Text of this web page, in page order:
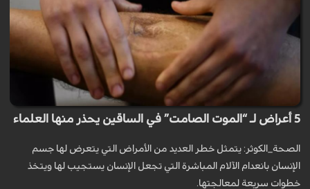
5 أعراض لـ “الموت الصامت” في الساقين يحذر منها العلماء
الصحة_الكوثر: يتمثل خطر العديد من الأمراض التي يتعرض لها جسم
الإنسان بانعدام الآلام المباشرة التي تجعل الإنسان يستجيب لها ويتخذ
خطوات سريعة لمعالجتها.